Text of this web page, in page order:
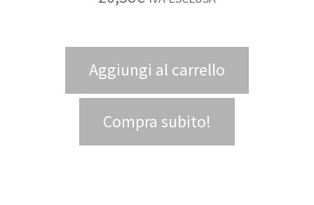
Aggiungi al carrello
Compra subito!